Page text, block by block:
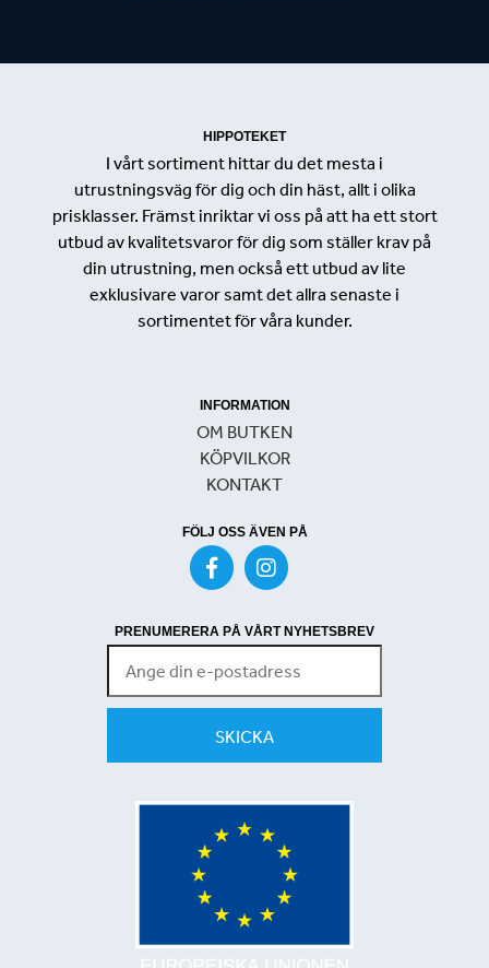
HIPPOTEKET
I vårt sortiment hittar du det mesta i
utrustningsväg för dig och din häst, allt i olika
prisklasser. Främst inriktar vi oss på att ha ett stort
utbud av kvalitetsvaror för dig som ställer krav på
din utrustning, men också ett utbud av lite
exklusivare varor samt det allra senaste i
sortimentet för våra kunder.
INFORMATION
OM BUTKEN
KÖPVILKOR
KONTAKT
FÖLJ OSS ÄVEN PÅ
PRENUMERERA PÅ VÅRT NYHETSBREV